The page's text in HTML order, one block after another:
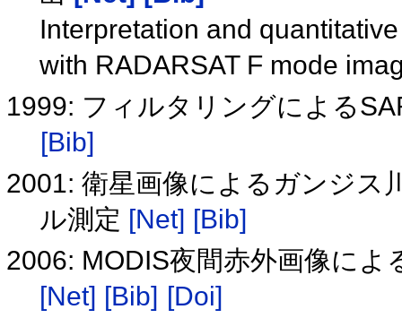
Interpretation and
with RADARSAT F mode
1999: フィルタリングによる
[Bib]
2001: 衛星画像によるガンジス
ル測定 [Net] [Bib]
2006: MODIS夜間赤外画像に
[Net] [Bib] [Doi]